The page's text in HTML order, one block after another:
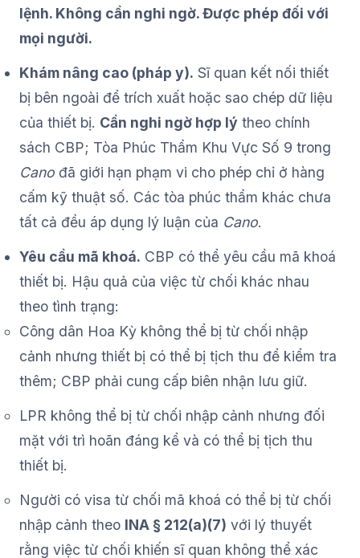
lệnh. Không cần nghi ngờ. Được phép đối với
mọi người.
Khám nâng cao (pháp y). Sĩ quan kết nối thiết
bị bên ngoài để trích xuất hoặc sao chép dữ liệu
của thiết bị. Cần nghi ngờ hợp lý theo chính
sách CBP; Tòa Phúc Thẩm Khu Vực Số 9 trong
Cano đã giới hạn phạm vi cho phép chỉ ở hàng
cấm kỹ thuật số. Các tòa phúc thẩm khác chưa
tất cả đều áp dụng lý luận của Cano.
Yêu cầu mã khoá. CBP có thể yêu cầu mã khoá
thiết bị. Hậu quả của việc từ chối khác nhau
theo tình trạng:
Công dân Hoa Kỳ không thể bị từ chối nhập
cảnh nhưng thiết bị có thể bị tịch thu để kiểm tra
thêm; CBP phải cung cấp biên nhận lưu giữ.
LPR không thể bị từ chối nhập cảnh nhưng đối
mặt với trì hoãn đáng kể và có thể bị tịch thu
thiết bị.
Người có visa từ chối mã khoá có thể bị từ chối
nhập cảnh theo INA § 212(a)(7) với lý thuyết
rằng việc từ chối khiến sĩ quan không thể xác